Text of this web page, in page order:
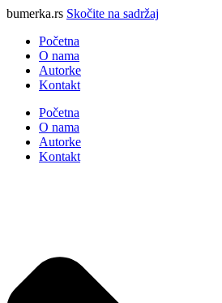
bumerka.rs Skočite na sadržaj
Početna
O nama
Autorke
Kontakt
Početna
O nama
Autorke
Kontakt